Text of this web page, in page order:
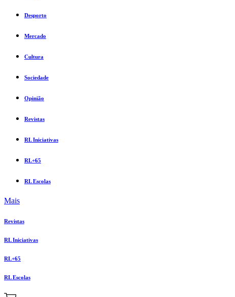
Desporto
Mercado
Cultura
Sociedade
Opinião
Revistas
RL Iniciativas
RL+65
RL Escolas
Mais
Revistas
RL Iniciativas
RL+65
RL Escolas